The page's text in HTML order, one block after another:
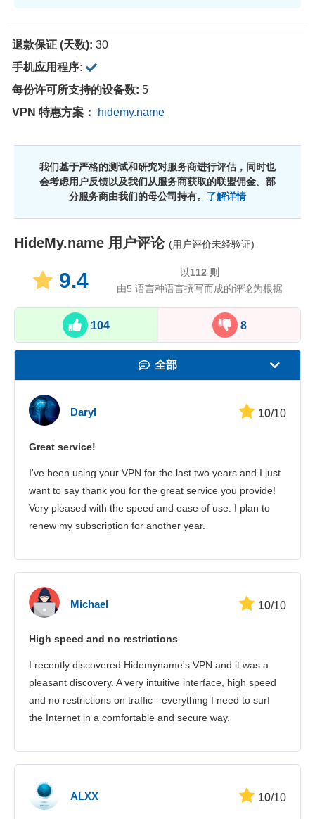
退款保证 (天数): 30
手机应用程序:
每份许可所支持的设备数: 5
VPN 特惠方案：
hidemy.name
我们基于严格的测试和研究对服务商进行评估，同时也
会考虑用户反馈以及我们从服务商获取的联盟佣金。部
分服务商由我们的母公司持有。 了解详情
HideMy.name 用户评论 (用户评价未经验证)
9.4 以112 则
由5 语言种语言撰写而成的评论为根据
104 8
全部
Daryl 10/10
Great service!
I've been using your VPN for the last two years and I just
want to say thank you for the great service you provide!
Very pleased with the speed and ease of use. I plan to
renew my subscription for another year.
Michael 10/10
High speed and no restrictions
I recently discovered Hidemyname's VPN and it was a
pleasant discovery. A very intuitive interface, high speed
and no restrictions on traffic - everything I need to surf
the Internet in a comfortable and secure way.
ALXX 10/10